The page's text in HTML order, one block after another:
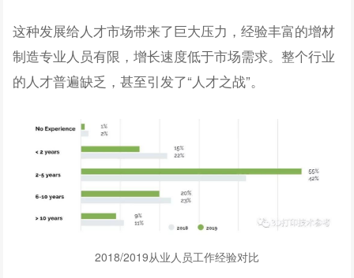
这种发展给人才市场带来了巨大压力，经验丰富的增材
制造专业人员有限，增长速度低于市场需求。整个行业
的人才普遍缺乏，甚至引发了“人才之战”。
2018/2019从业人员工作经验对比